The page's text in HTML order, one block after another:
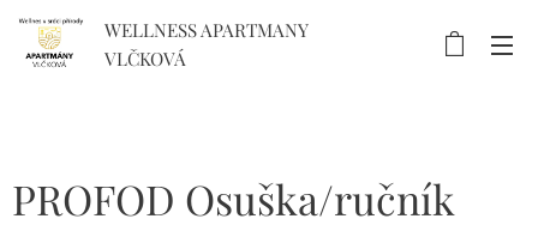
WELLNESS APARTMANY
VLČKOVÁ
PROFOD Osuška/ručník